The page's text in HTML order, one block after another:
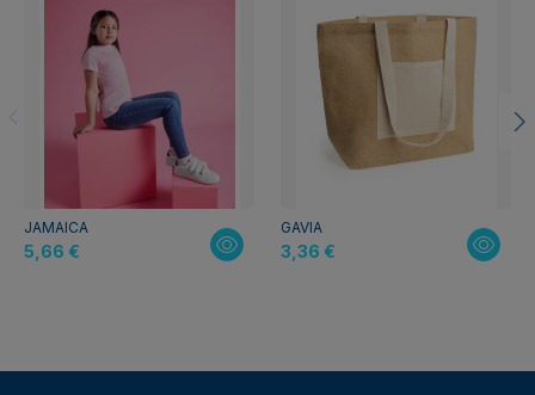
JAMAICA
5,66 €
GAVIA
3,36 €